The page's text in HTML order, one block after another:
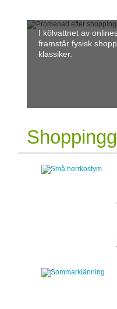
I kölvattnet av
framstår fysisk
klassiker.